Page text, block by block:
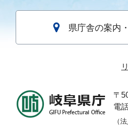
県庁舎の案内
〒
電
（